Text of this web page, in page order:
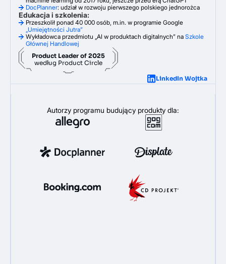
DocPlanner: udział w rozwoju pierwszego polskiego jednorożca
Edukacja i szkolenia:
Przeszkolił ponad 40 000 osób, m.in. w programie Google
„Umiejętności Jutra”
Wykładowca przedmiotu „AI w produktach digitalnych” na Szkole
Głównej Handlowej
Product Leader of 2025
według Product Circle
LinkedIn Wojtka
Autorzy programu budujący produkty dla: